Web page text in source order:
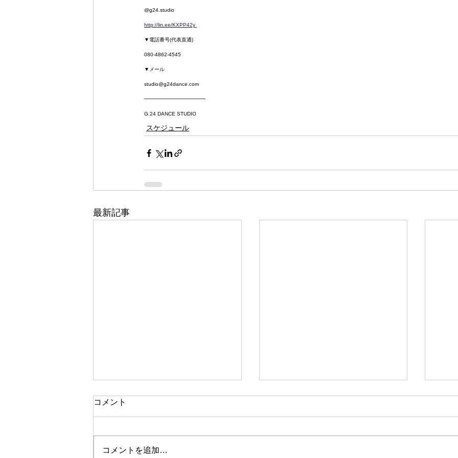
@g24.studio
http://lin.ee/KXPP42y
▼電話番号(代表直通)
080-4862-4545
▼メール
studio@g24dance.com
━━━━━━━━━━━━
G.24 DANCE STUDIO
スケジュール
最新記事
コメント
コメントを追加…